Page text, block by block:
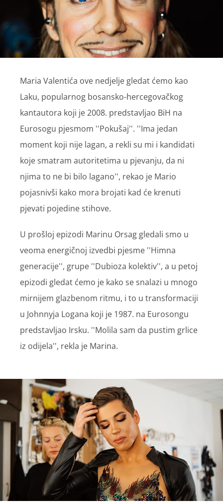
Maria Valentića ove nedjelje gledat ćemo kao
Laku, popularnog bosansko-hercegovačkog
kantautora koji je 2008. predstavljao BiH na
Eurosogu pjesmom ''Pokušaj''. ''Ima jedan
moment koji nije lagan, a rekli su mi i kandidati
koje smatram autoritetima u pjevanju, da ni
njima to ne bi bilo lagano'', rekao je Mario
pojasnivši kako mora brojati kad će krenuti
pjevati pojedine stihove.
U prošloj epizodi Marinu Orsag gledali smo u
veoma energičnoj izvedbi pjesme ''Himna
generacije'', grupe ''Dubioza kolektiv'', a u petoj
epizodi gledat ćemo je kako se snalazi u mnogo
mirnijem glazbenom ritmu, i to u transformaciji
u Johnnyja Logana koji je 1987. na Eurosongu
predstavljao Irsku. ''Molila sam da pustim grlice
iz odijela'', rekla je Marina.